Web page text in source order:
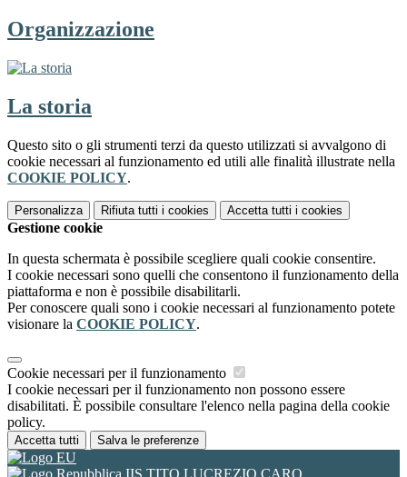
Organizzazione
La storia
Questo sito o gli strumenti terzi da questo utilizzati si avvalgono di
cookie necessari al funzionamento ed utili alle finalità illustrate nella
COOKIE POLICY.
Personalizza Rifiuta tutti i cookies Accetta tutti i cookies
Gestione cookie
In questa schermata è possibile scegliere quali cookie consentire.
I cookie necessari sono quelli che consentono il funzionamento della
piattaforma e non è possibile disabilitarli.
Per conoscere quali sono i cookie necessari al funzionamento potete
visionare la COOKIE POLICY.
Cookie necessari per il funzionamento
I cookie necessari per il funzionamento non possono essere
disabilitati. È possibile consultare l'elenco nella pagina della cookie
policy.
Accetta tutti Salva le preferenze
IIS TITO LUCREZIO CARO